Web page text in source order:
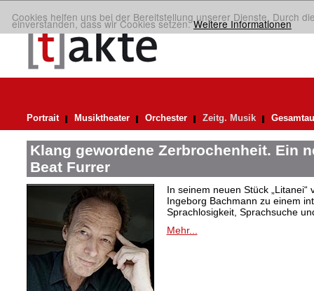
Cookies helfen uns bei der Bereitstellung unserer Dienste. Durch
einverstanden, dass wir Cookies setzen.Weitere Informationen
Portrait Musiktheater Orchester Zeitg. Musik
Klang gewordene Zerbrochenheit. Ein
Beat Furrer
In seinem neuen Stück
Ingeborg Bachmann zu einem
Sprachlosigkeit, Sprachsuche
Mehr...